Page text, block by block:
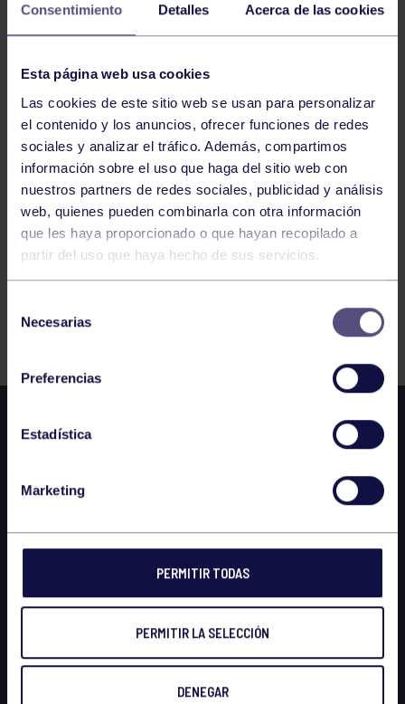
Consentimiento Detalles Acerca de las cookies
Esta página web usa cookies
Las cookies de este sitio web se usan para personalizar
el contenido y los anuncios, ofrecer funciones de redes
sociales y analizar el tráfico. Además, compartimos
información sobre el uso que haga del sitio web con
nuestros partners de redes sociales, publicidad y análisis
web, quienes pueden combinarla con otra información
que les haya proporcionado o que hayan recopilado a
partir del uso que haya hecho de sus servicios.
Necesarias
Preferencias
Estadística
Marketing
PERMITIR TODAS
PERMITIR LA SELECCIÓN
DENEGAR
BALONCESTO
MARTES 21/03/2023 CORE 9:30-10:00
GIMNASIO
1064 1065 1066 1067 1068
1069
FILTRAR